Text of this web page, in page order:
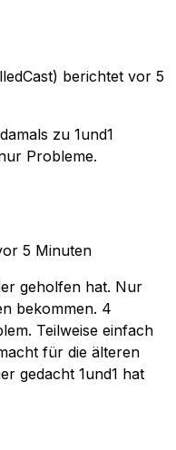
berichtet vor 5
zu 1und1
Probleme.
5 Minuten
geholfen hat. Nur
bekommen. 4
Teilweise einfach
für die älteren
gedacht 1und1 hat